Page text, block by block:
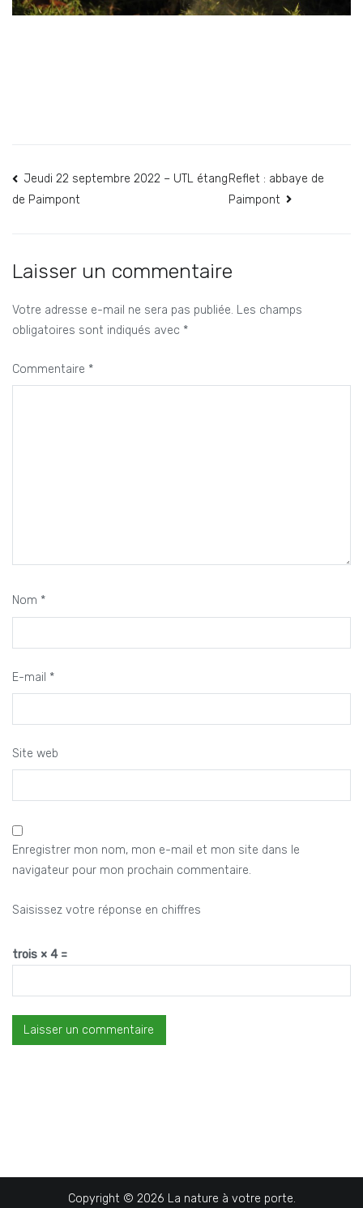
Navigation
Jeudi 22 septembre 2022 – UTL étang
de Paimpont
Reflet : abbaye de
Paimpont
Laisser un commentaire
Votre adresse e-mail ne sera pas publiée. Les champs
obligatoires sont indiqués avec *
Commentaire *
Nom *
E-mail *
Site web
Enregistrer mon nom, mon e-mail et mon site dans le
navigateur pour mon prochain commentaire.
Saisissez votre réponse en chiffres
trois × 4 =
Copyright © 2026 La nature à votre porte.